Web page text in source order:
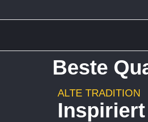
Beste
ALTE TRADITION